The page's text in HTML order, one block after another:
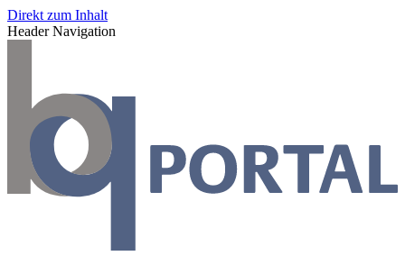
Direkt zum Inhalt
Header Navigation